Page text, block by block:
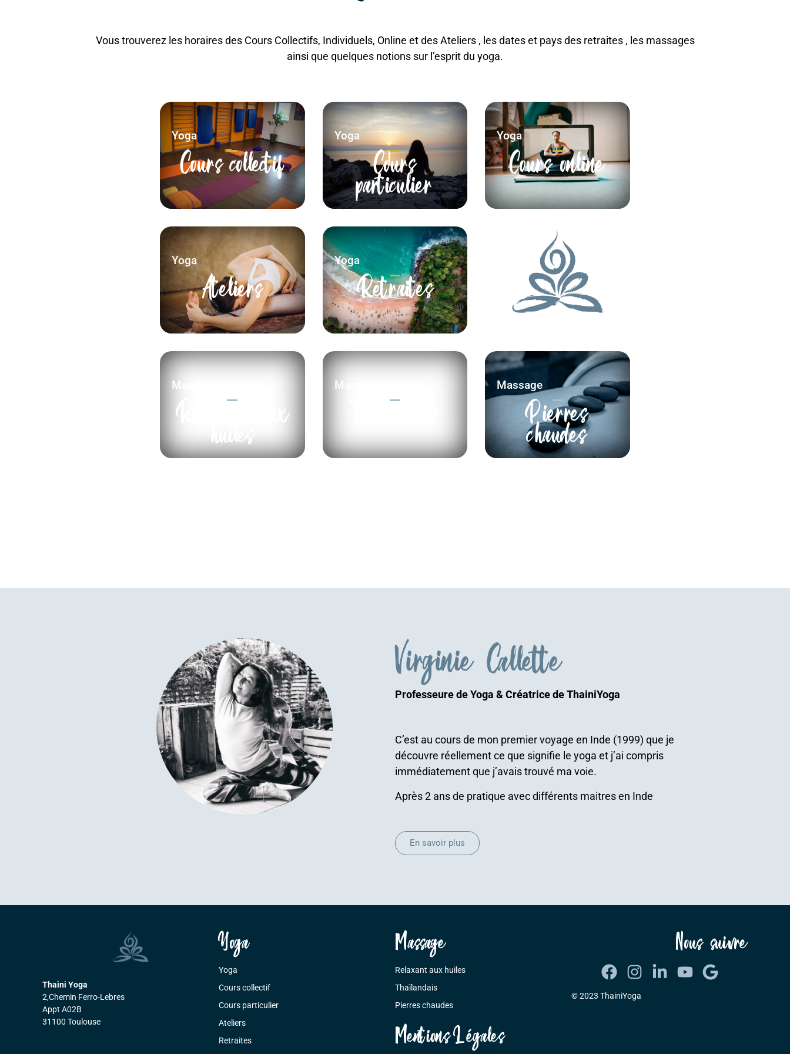
Vous trouverez les horaires des Cours Collectifs, Individuels, Online et des Ateliers , les dates et pays des retraites , les massages
ainsi que quelques notions sur l’esprit du yoga.
Yoga
Cours collectif Cours
particulier
Yoga Yoga
Cours online
Yoga
Ateliers
Yoga
Retraites
Massage
Relaxant aux
huiles
Massage Massage
Pierres
chaudes
Virginie Callette
Professeure de Yoga & Créatrice de ThainiYoga
C’est au cours de mon premier voyage en Inde (1999) que je
découvre réellement ce que signifie le yoga et j’ai compris
immédiatement que j’avais trouvé ma voie.
Après 2 ans de pratique avec différents maitres en Inde
En savoir plus
Thaini Yoga
2,Chemin Ferro-Lebres
Appt A02B
31100 Toulouse
Yoga
Yoga
Cours collectif
Cours particulier
Ateliers
Retraites
Massage
Relaxant aux huiles
Thaïlandais
Pierres chaudes
Mentions Légales
Nous suivre
© 2023 ThainiYoga